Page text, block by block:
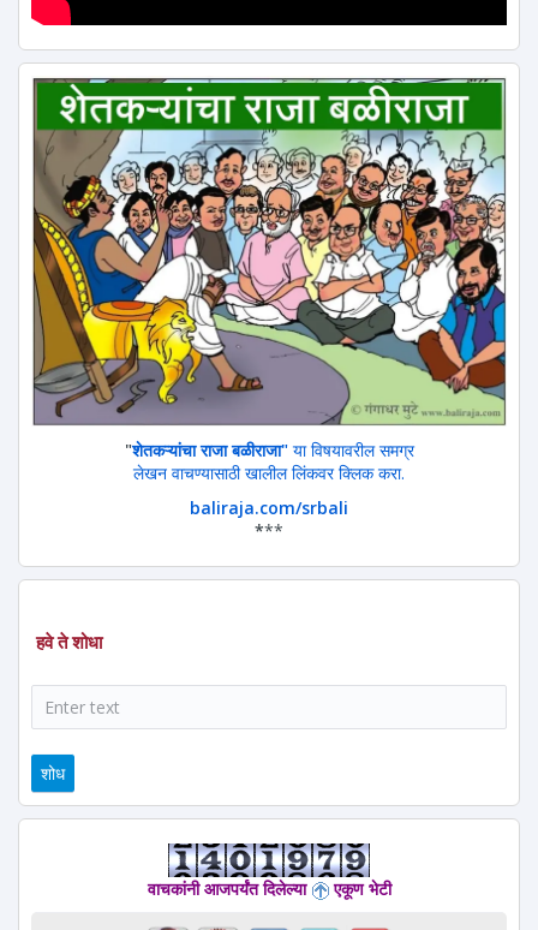
"शेतकऱ्यांचा राजा बळीराजा"या विषयावरील समग्र
लेखन वाचण्यासाठी खालील लिंकवर क्लिक करा.
baliraja.com/srbali
***
हवे ते शोधा
शोध
वाचकांनी आजपर्यंत दिलेल्या एकूण भेटी